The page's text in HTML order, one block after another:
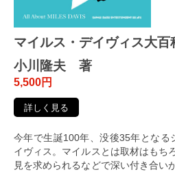
マイルス・デイヴィス大百
小川隆夫 著
5,500円
詳しく見る
今年で生誕100年、没後35年となる
イヴィス。マイルスとは取材はもち
見を求められるなどで深い付き合い